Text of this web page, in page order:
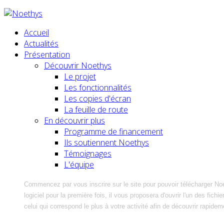
Accueil
Actualités
Présentation
Découvrir Noethys
Le projet
Les fonctionnalités
Les copies d'écran
La feuille de route
En découvrir plus
Programme de financement
Ils soutiennent Noethys
Témoignages
L'équipe
Commencez par vous inscrire sur le site pour pouvoir télécharger
logiciel pour la première fois, il vous proposera d'ouvrir l'un des
celui qui correspond le plus à votre activité afin de découvrir